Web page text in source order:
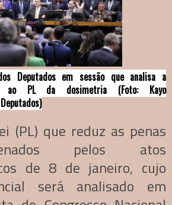
Deputados em sessão que analisa a
ao PL da dosimetria (Foto: Kayo
(PL) que reduz as penas
pelos atos
de 8 de janeiro, cujo
será analisado em